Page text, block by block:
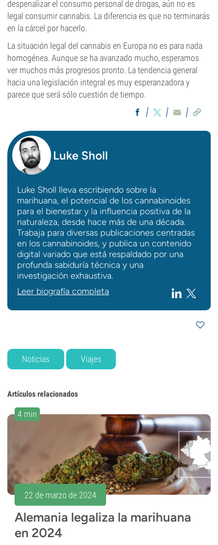
despenalizar el consumo personal de drogas, aún no es
legal consumir cannabis. La diferencia es que no terminarás
en la cárcel por hacerlo.
La situación legal del cannabis en Europa no es para nada
homogénea. Aunque se ha avanzado mucho, esperamos
ver muchos más progresos pronto. La tendencia general
hacia una legislación integral es muy esperanzadora y
parece que será sólo cuestión de tiempo.
Luke Sholl
Luke Sholl lleva escribiendo sobre la
marihuana, el potencial de los cannabinoides
para el bienestar y la influencia positiva de la
naturaleza, desde hace más de una década.
Trabaja para diversas publicaciones centradas
en los cannabinoides, y publica un contenido
digital variado que está respaldado por una
profunda sabiduría técnica y una
investigación exhaustiva.
Leer biografía completa
Noticias Viajes
Artículos relacionados
4 min
22 de marzo de 2024
Alemania legaliza la marihuana
en 2024